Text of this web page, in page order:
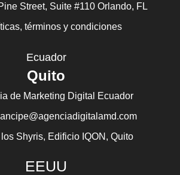
Street, Suite #110 Orlando, FL
términos y condiciones
Ecuador
Quito
de Marketing Digital Ecuador
Shyris, Edificio IQON, Quito
EEUU